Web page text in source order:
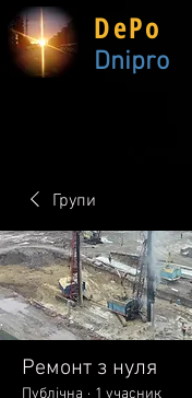
DePo
Dnipro
Групи
Ремонт з нуля
Публічна · 1 учасник